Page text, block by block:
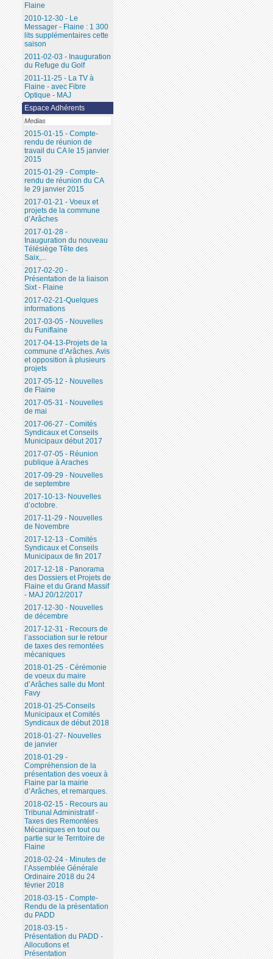
Flaine
2010-12-30 - Le
Messager - Flaine : 1 300
lits supplémentaires cette
saison
2011-02-03 - Inauguration
du Refuge du Golf
2011-11-25 - La TV à
Flaine - avec Fibre
Optique - MAJ
Espace Adhérents
Medias
2015-01-15 - Compte-
rendu de réunion de
travail du CA le 15 janvier
2015
2015-01-29 - Compte-
rendu de réunion du CA
le 29 janvier 2015
2017-01-21 - Voeux et
projets de la commune
d’Arâches
2017-01-28 -
Inauguration du nouveau
Télésiège Tête des
Saix,...
2017-02-20 -
Présentation de la liaison
Sixt - Flaine
2017-02-21-Quelques
informations
2017-03-05 - Nouvelles
du Funiflaine
2017-04-13-Projets de la
commune d’Arâches. Avis
et opposition à plusieurs
projets
2017-05-12 - Nouvelles
de Flaine
2017-05-31 - Nouvelles
de mai
2017-06-27 - Comités
Syndicaux et Conseils
Municipaux début 2017
2017-07-05 - Réunion
publique à Araches
2017-09-29 - Nouvelles
de septembre
2017-10-13- Nouvelles
d’octobre.
2017-11-29 - Nouvelles
de Novembre
2017-12-13 - Comités
Syndicaux et Conseils
Municipaux de fin 2017
2017-12-18 - Panorama
des Dossiers et Projets de
Flaine et du Grand Massif
- MAJ 20/12/2017
2017-12-30 - Nouvelles
de décembre
2017-12-31 - Recours de
l’association sur le retour
de taxes des remontées
mécaniques
2018-01-25 - Cérémonie
de voeux du maire
d’Arâches salle du Mont
Favy
2018-01-25-Conseils
Municipaux et Comités
Syndicaux de début 2018
2018-01-27- Nouvelles
de janvier
2018-01-29 -
Compréhension de la
présentation des voeux à
Flaine par la mairie
d’Arâches, et remarques.
2018-02-15 - Recours au
Tribunal Administratif -
Taxes des Remontées
Mécaniques en tout ou
partie sur le Territoire de
Flaine
2018-02-24 - Minutes de
l’Assemblée Générale
Ordinaire 2018 du 24
février 2018
2018-03-15 - Compte-
Rendu de la présentation
du PADD
2018-03-15 -
Présentation du PADD -
Allocutions et
Présentation